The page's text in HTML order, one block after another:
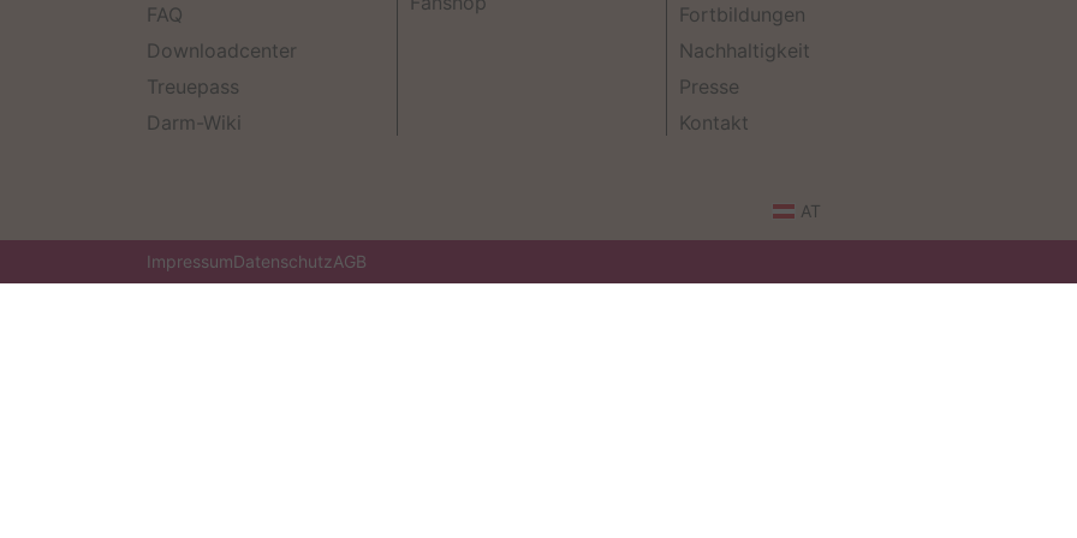
FAQ
Downloadcenter
Treuepass
Darm-Wiki
Fortbildungen
Nachhaltigkeit
Presse
Kontakt
AT
ImpressumDatenschutzAGB